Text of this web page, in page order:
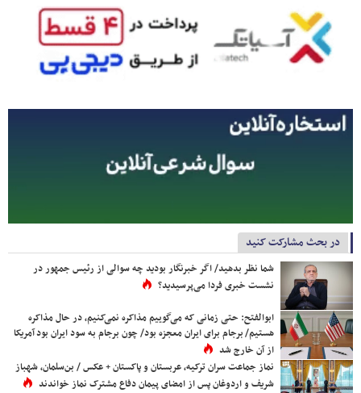
در بحث مشارکت کنید
شما نظر بدهید/ اگر خبرنگار بودید چه سوالی از رئیس جمهور در
نشست خبری فردا می‌پرسیدید؟
ابوالفتح: حتی زمانی که می‌گوییم مذاکره نمی‌کنیم، در حال مذاکره
هستیم/ برجام برای ایران معجزه بود/ چون برجام به سود ایران بود آمریکا
از آن خارج شد
نماز جماعت سران ترکیه، عربستان و پاکستان + عکس / بن‌سلمان، شهباز
شریف و اردوغان پس از امضای پیمان دفاع مشترک نماز خواندند